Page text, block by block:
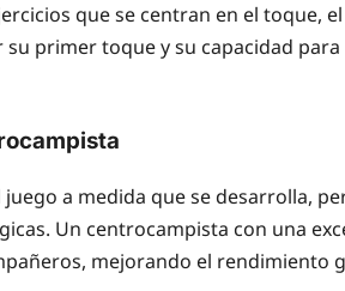
que se centran en el toque,
primer toque y su capacidad
juego a medida que se desarrolla,
Un centrocampista con una
mejorando el rendimiento